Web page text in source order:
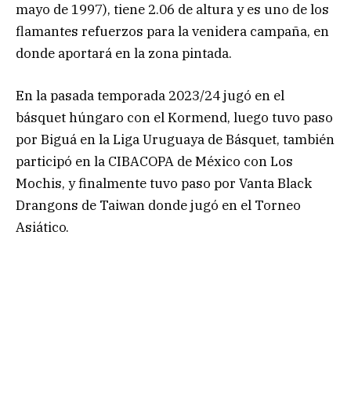
mayo de 1997), tiene 2.06 de altura y es uno de los
flamantes refuerzos para la venidera campaña, en
donde aportará en la zona pintada.
En la pasada temporada 2023/24 jugó en el
básquet húngaro con el Kormend, luego tuvo paso
por Biguá en la Liga Uruguaya de Básquet, también
participó en la CIBACOPA de México con Los
Mochis, y finalmente tuvo paso por Vanta Black
Drangons de Taiwan donde jugó en el Torneo
Asiático.